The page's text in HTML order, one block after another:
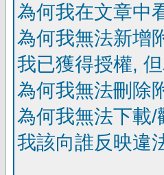
為何我在文章中
為何我無法新增
我已獲得授權,
為何我無法刪除
為何我無法下載
我該向誰反映違